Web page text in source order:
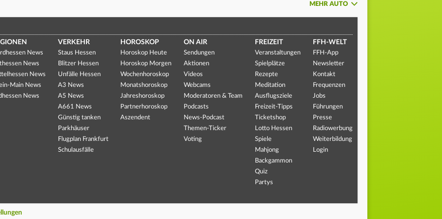
MEHR AUTO
News
News
News
Main News
News
VERKEHR
Staus Hessen
Blitzer Hessen
Unfälle Hessen
A3 News
A5 News
A661 News
Günstig tanken
Parkhäuser
Flugplan Frankfurt
Schulausfälle
HOROSKOP
Horoskop Heute
Horoskop Morgen
Wochenhoroskop
Monatshoroskop
Jahreshoroskop
Partnerhoroskop
Aszendent
ON AIR
Sendungen
Aktionen
Videos
Webcams
Moderatoren & Team
Podcasts
News-Podcast
Themen-Ticker
Voting
FREIZEIT
Veranstaltungen
Spielplätze
Rezepte
Meditation
Ausflugsziele
Freizeit-Tipps
Ticketshop
Lotto Hessen
Spiele
Mahjong
Backgammon
Quiz
Partys
FFH-WELT
FFH-App
Newsletter
Kontakt
Frequenzen
Jobs
Führungen
Presse
Radiowerbung
Weiterbildung
Login